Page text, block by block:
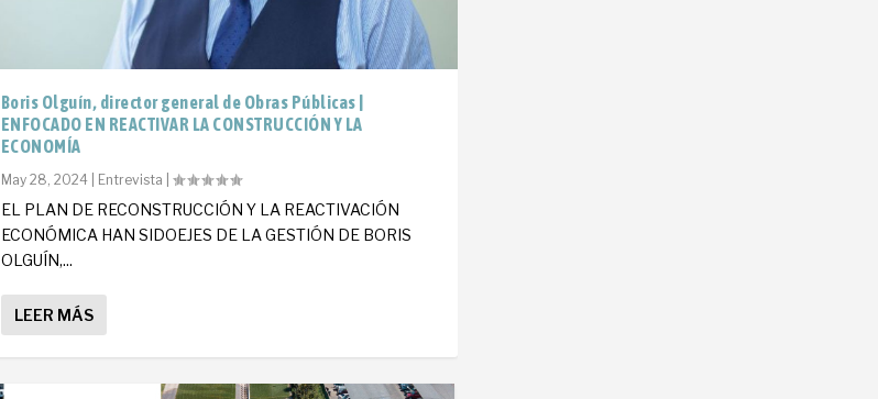
Boris Olguín, director general de Obras Públicas |
ENFOCADO EN REACTIVAR LA CONSTRUCCIÓN Y LA
ECONOMÍA
May 28, 2024| Entrevista
EL PLAN DE RECONSTRUCCIÓN Y LA REACTIVACIÓN
ECONÓMICA HAN SIDOEJES DE LA GESTIÓN DE BORIS
OLGUÍN,...
LEER MÁS